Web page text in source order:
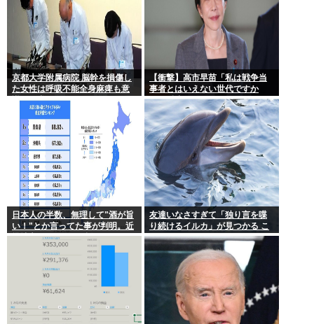
京都大学附属病院 脳幹を損傷し
た女性は呼吸不能全身麻痺も意
識は正常 やったね、たえちゃ
【衝撃】高市早苗「私は戦争当
事者とはいえない世代ですか
ら、反省なんかしておりません
（笑）」河野洋平「私は議員と
違う価値基準だ」
日本人の半数、無理して"酒が旨
い！"とか言ってた事が判明。近
畿地方に関しては6割が下戸
友達いなさすぎて「独り言を喋
り続けるイルカ」が見つかる こ
れぼく